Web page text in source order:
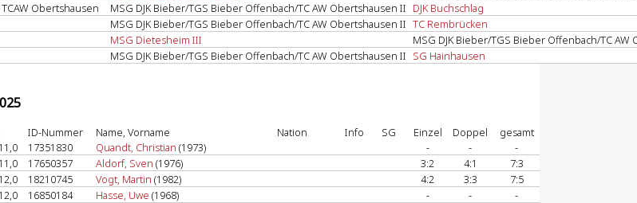
TCAW Obertshausen MSG DJK Bieber/TGS Bieber Offenbach/TC AW Obertshausen II DJK Buchschlag
MSG DJK Bieber/TGS Bieber Offenbach/TC AW Obertshausen II TC Rembrücken
MSG Dietesheim III
MSG DJK Bieber/TGS Bieber Offenbach/TC
MSG DJK Bieber/TGS Bieber Offenbach/TC AW Obertshausen II SG Hainhausen
ID-Nummer Name, Vorname Nation Info SG Einzel Doppel
gesamt
17351830 Quandt, Christian (1973) - -
-
17650357 Aldorf, Sven (1976) 3:2 4:1
7:3
18210745 Vogt, Martin (1982) 4:2 3:3
7:5
16850184 Hasse, Uwe (1968) - -
-